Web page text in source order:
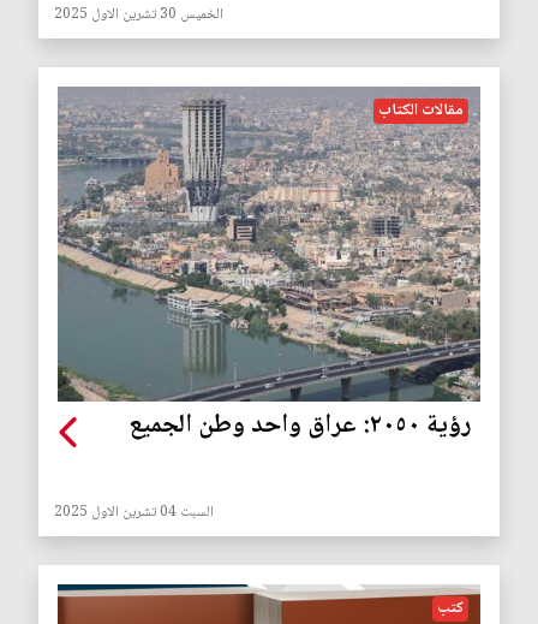
الخميس 30 تشرين الاول 2025
مقالات الكتاب
رؤية ٢٠٥٠: عراق واحد وطن الجميع
السبت 04 تشرين الاول 2025
كتب